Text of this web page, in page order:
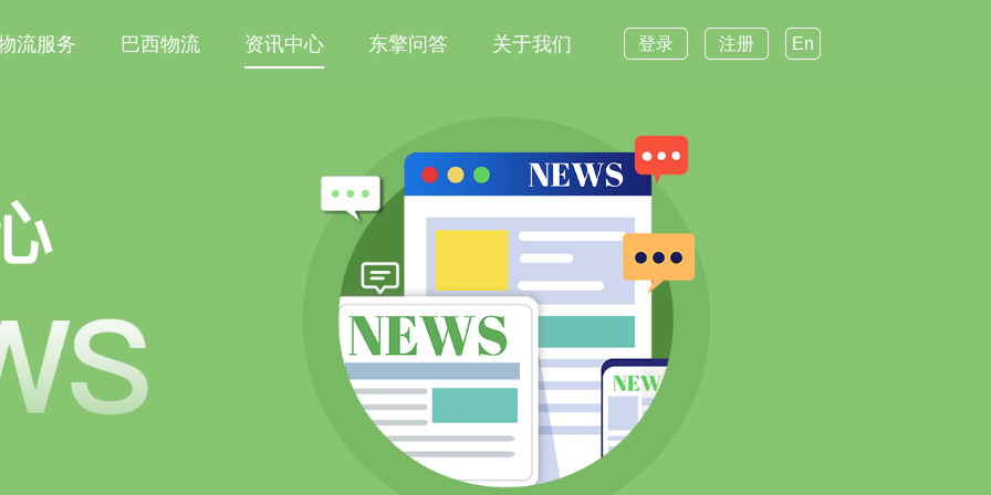
流服务 巴西物流 资讯中心 东擎问答 关于我们 登录 注册 En